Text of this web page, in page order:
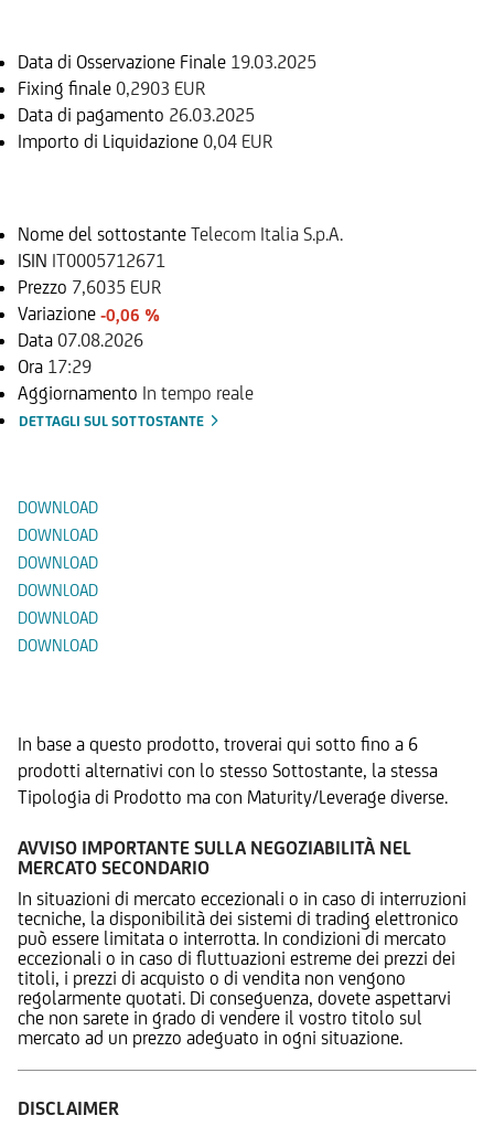
Data di Osservazione Finale 19.03.2025
Fixing finale 0,2903 EUR
Data di pagamento 26.03.2025
Importo di Liquidazione 0,04 EUR
Nome del sottostante Telecom Italia S.p.A.
ISIN IT0005712671
Prezzo 7,6035 EUR
Variazione -0,06 %
Data 07.08.2026
Ora 17:29
Aggiornamento In tempo reale
DETTAGLI SUL SOTTOSTANTE
DOWNLOAD
DOWNLOAD
DOWNLOAD
DOWNLOAD
DOWNLOAD
DOWNLOAD
In base a questo prodotto, troverai qui sotto fino a 6
prodotti alternativi con lo stesso Sottostante, la stessa
Tipologia di Prodotto ma con Maturity/Leverage diverse.
AVVISO IMPORTANTE SULLA NEGOZIABILITÀ NEL
MERCATO SECONDARIO
In situazioni di mercato eccezionali o in caso di interruzioni
tecniche, la disponibilità dei sistemi di trading elettronico
può essere limitata o interrotta. In condizioni di mercato
eccezionali o in caso di fluttuazioni estreme dei prezzi dei
titoli, i prezzi di acquisto o di vendita non vengono
regolarmente quotati. Di conseguenza, dovete aspettarvi
che non sarete in grado di vendere il vostro titolo sul
mercato ad un prezzo adeguato in ogni situazione.
DISCLAIMER